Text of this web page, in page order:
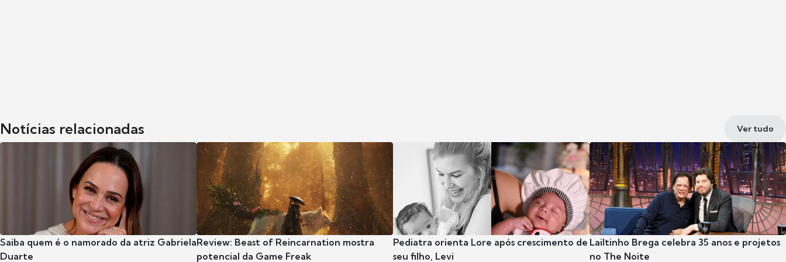
Notícias relacionadas Ver tudo
Saiba quem é o namorado da atriz Gabriela
Duarte
Review: Beast of Reincarnation mostra
potencial da Game Freak
Pediatra orienta Lore após crescimento de
seu filho, Levi
Lailtinho Brega celebra 35 anos e projetos
no The Noite